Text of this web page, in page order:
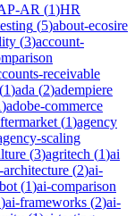
AR (1)HR
(5)about-ecosire
(3)account-
receivable
(1)ada (2)adempiere
)adobe-commerce
(1)agency
scaling
(3)agritech (1)ai
architecture (2)ai-
(1)ai-comparison
)ai-frameworks (2)ai-